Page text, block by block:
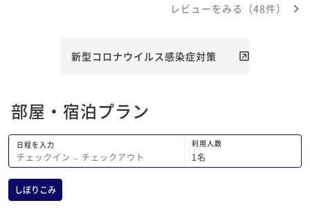
たが脱衣所が狭すぎです 朝食はメイン
わない感じ 朝食無しでも良かった
ったのでとても残念
レビューをみる（48件）
新型コロナウイルス感染症対策
部屋・宿泊プラン
日程を入力
チェックイン − チェックアウト
利用人数
1名
しぼりこみ